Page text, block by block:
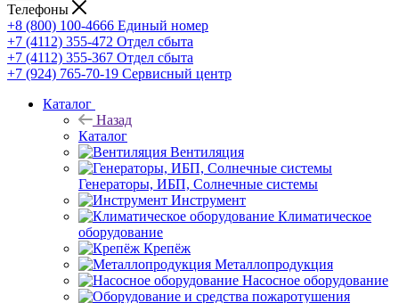
Телефоны
+8 (800) 100-4666 Единый номер
+7 (4112) 355-472 Отдел сбыта
+7 (4112) 355-367 Отдел сбыта
+7 (924) 765-70-19 Сервисный центр
Каталог
Назад
Каталог
Вентиляция
Генераторы, ИБП, Солнечные системы
Инструмент
Климатическое
оборудование
Крепёж
Металлопродукция
Насосное оборудование